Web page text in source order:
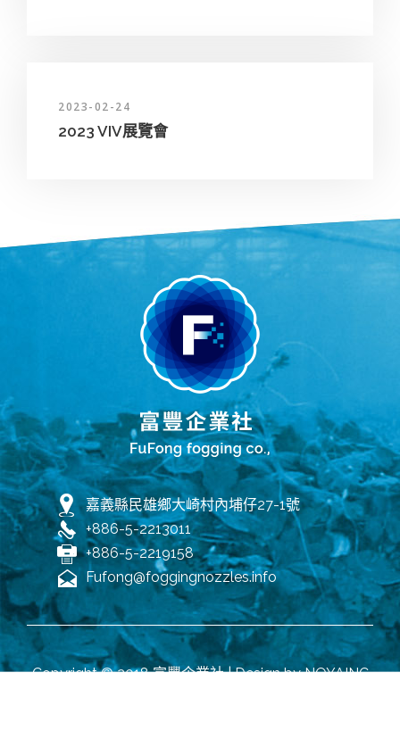
2023-02-24
2023 VIV展覽會
嘉義縣民雄鄉大崎村內埔仔27-1號
+886-5-2213011
+886-5-2219158
Fufong@foggingnozzles.info
Copyright © 2018 富豐企業社 | Design byNOYAINC